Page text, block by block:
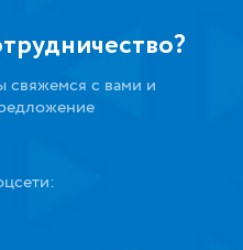
свяжемся с вами и